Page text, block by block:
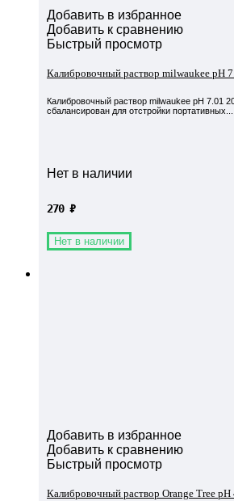
Добавить в избранное
Добавить к сравнению
Быстрый просмотр
Калибровочный раствор milwaukee pH
Калибровочный раствор milwaukee pH 7.01
сбалансирован для отстройки портативных...
Нет в наличии
270 ₽
Нет в наличии
Добавить в избранное
Добавить к сравнению
Быстрый просмотр
Калибровочный раствор Orange Tree pH